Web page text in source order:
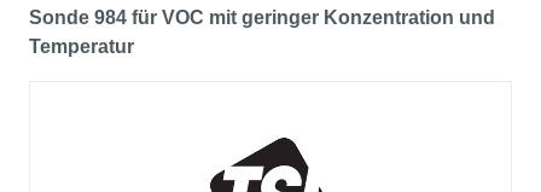
Sonde 984 für VOC mit geringer Konzentration und
Temperatur